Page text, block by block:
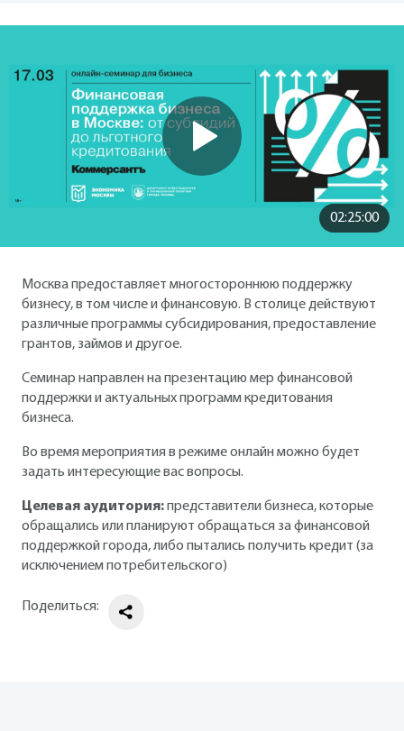
02:25:00
Москва предоставляет многостороннюю поддержку
бизнесу, в том числе и финансовую. В столице действуют
различные программы субсидирования, предоставление
грантов, займов и другое.
Семинар направлен на презентацию мер финансовой
поддержки и актуальных программ кредитования
бизнеса.
Во время мероприятия в режиме онлайн можно будет
задать интересующие вас вопросы.
Целевая аудитория:представители бизнеса, которые
обращались или планируют обращаться за финансовой
поддержкой города, либо пытались получить кредит (за
исключением потребительского)
Поделиться: